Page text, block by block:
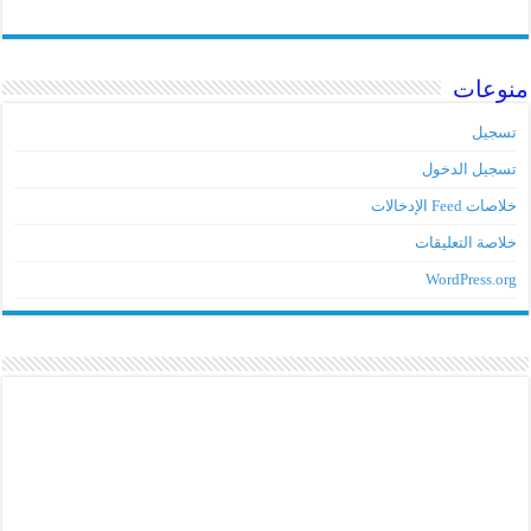
منوعات
تسجيل
تسجيل الدخول
خلاصات Feed الإدخالات
خلاصة التعليقات
WordPress.org